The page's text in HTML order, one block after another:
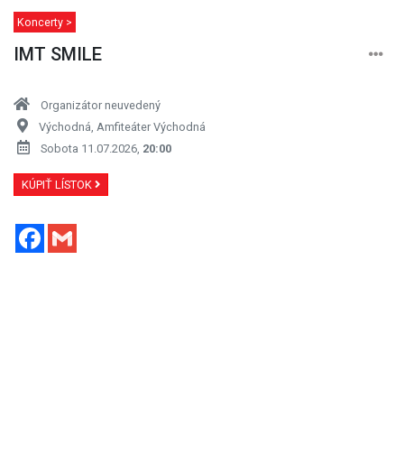
Koncerty >
IMT SMILE
Organizátor neuvedený
Východná, Amfiteáter Východná
Sobota 11.07.2026, 20:00
KÚPIŤ LÍSTOK
Facebook